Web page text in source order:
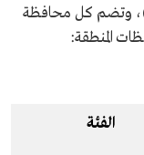
وتضم كل محافظة
المنطقة:
الفئة